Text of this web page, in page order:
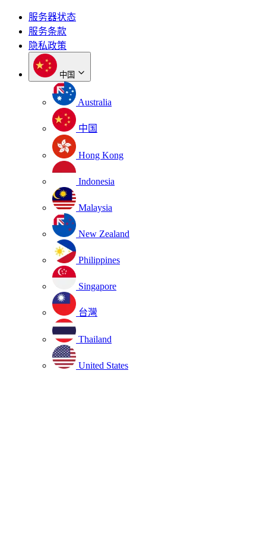
服务器状态
服务条款
隐私政策
中国
Australia
中国
Hong Kong
Indonesia
Malaysia
New Zealand
Philippines
Singapore
台灣
Thailand
United States